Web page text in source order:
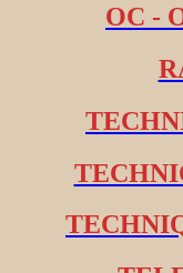
OC -